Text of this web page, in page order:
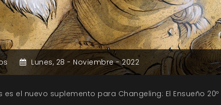
Lunes, 28 - Noviembre -2022
es el nuevo suplemento para Changeling: El Ensueño